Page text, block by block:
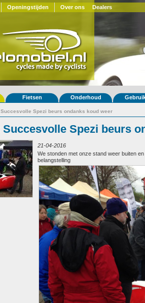
Openingstijden Over ons Dealers
Fietsen Onderhoud
Succesvolle Spezi beurs ondanks koud weer
Succesvolle Spezi beurs
21-04-2016
We stonden met onze stand weer buiten
belangstelling